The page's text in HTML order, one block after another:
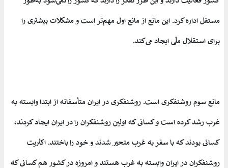
مستقل اداره کرد. این مانع از مانع اول مهم‌تر است و مشکلات بیشتری را
برای استقلال ملّی ایجاد می‌کند.
مانع سوم روشنفکری است. روشنفکری در ایران متأسفانه از ابتدا وابسته به
غرب رشد کرده است و کسانی که اولین روشنفکران را در ایران ایجاد کردند،
کسانی بودند که با سفر به غرب متحیر شدند و خود را باختند. اکثریت
روشنفکران در ایران وابسته به غرب هستند و امروزه در کشور هم کسانی که